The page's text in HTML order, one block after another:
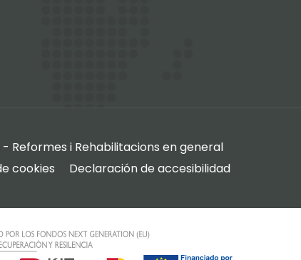
Reformes i Rehabilitacions en general
cookies Declaración de accesibilidad